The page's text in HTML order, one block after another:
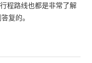
程路线也都是非常了解
复的。